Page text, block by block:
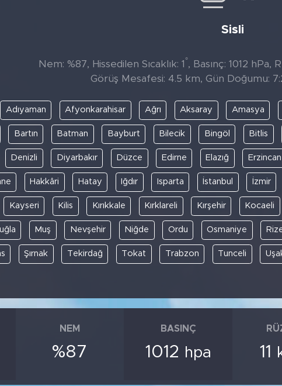
Sisli
Nem: %87, Hissedilen Sıcaklık: 1 °, Basınç: 1012 hPa,
Görüş Mesafesi: 4.5 km, Gün Doğumu:
Adıyaman Afyonkarahisar Ağrı Aksaray Amasya
Bartın Batman Bayburt Bilecik Bingöl Bitlis
Denizli Diyarbakır Düzce Edirne Elazığ Erzincan
Hakkâri Hatay Iğdır Isparta İstanbul İzmir
Kayseri Kilis Kırıkkale Kırklareli Kırşehir Kocaeli
Muş Nevşehir Niğde Ordu Osmaniye
Şırnak Tekirdağ Tokat Trabzon Tunceli
NEM
%87
BASINÇ
1012 hpa 11